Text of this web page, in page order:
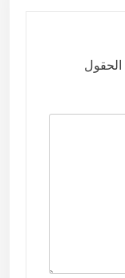
الحقول